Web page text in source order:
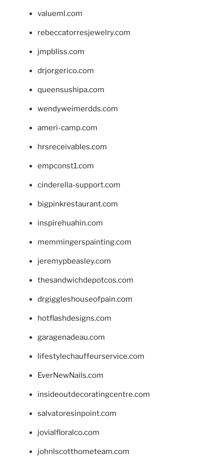
valueml.com
rebeccatorresjewelry.com
jmpbliss.com
drjorgerico.com
queensushipa.com
wendyweimerdds.com
ameri-camp.com
hrsreceivables.com
empconst1.com
cinderella-support.com
bigpinkrestaurant.com
inspirehuahin.com
memmingerspainting.com
jeremypbeasley.com
thesandwichdepotcos.com
drgiggleshouseofpain.com
hotflashdesigns.com
garagenadeau.com
lifestylechauffeurservice.com
EverNewNails.com
insideoutdecoratingcentre.com
salvatoresinpoint.com
jovialfloralco.com
johnlscotthometeam.com